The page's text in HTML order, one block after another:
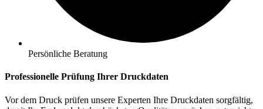
Persönliche Beratung
Professionelle Prüfung Ihrer Druckdaten
Vor dem Druck prüfen unsere Experten Ihre Druckdaten sorgfältig,